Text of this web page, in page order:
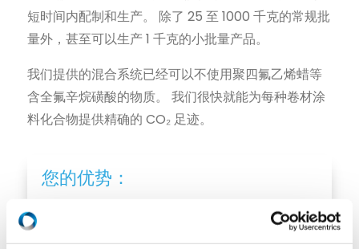
短时间内配制和生产。 除了 25 至 1000 千克的常规批
量外，甚至可以生产 1 千克的小批量产品。
我们提供的混合系统已经可以不使用聚四氟乙烯蜡等
含全氟辛烷磺酸的物质。 我们很快就能为每种卷材涂
料化合物提供精确的 CO₂ 足迹。
您的优势：